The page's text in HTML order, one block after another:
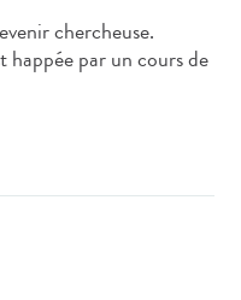
chercheuse.
happée par un cours de